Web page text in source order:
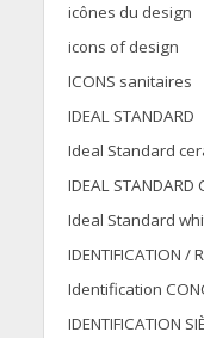
icônes du design
icons of design
ICONS sanitaires
IDEAL STANDARD
Ideal Standard
IDEAL STANDARD
Ideal Standard
IDENTIFICATION /
Identification
IDENTIFICATION